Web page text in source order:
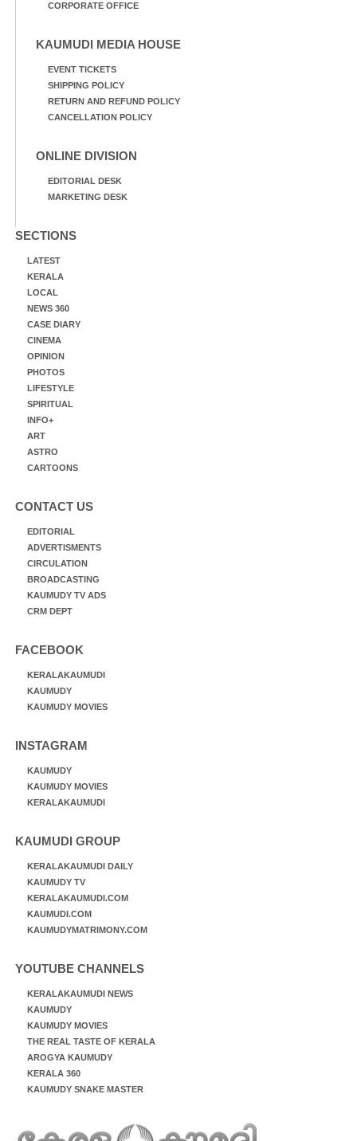
CORPORATE OFFICE
KAUMUDI MEDIA HOUSE
EVENT TICKETS
SHIPPING POLICY
RETURN AND REFUND POLICY
CANCELLATION POLICY
ONLINE DIVISION
EDITORIAL DESK
MARKETING DESK
SECTIONS
LATEST
KERALA
LOCAL
NEWS 360
CASE DIARY
CINEMA
OPINION
PHOTOS
LIFESTYLE
SPIRITUAL
INFO+
ART
ASTRO
CARTOONS
CONTACT US
EDITORIAL
ADVERTISMENTS
CIRCULATION
BROADCASTING
KAUMUDY TV ADS
CRM DEPT
FACEBOOK
KERALAKAUMUDI
KAUMUDY
KAUMUDY MOVIES
INSTAGRAM
KAUMUDY
KAUMUDY MOVIES
KERALAKAUMUDI
KAUMUDI GROUP
KERALAKAUMUDI DAILY
KAUMUDY TV
KERALAKAUMUDI.COM
KAUMUDI.COM
KAUMUDYMATRIMONY.COM
YOUTUBE CHANNELS
KERALAKAUMUDI NEWS
KAUMUDY
KAUMUDY MOVIES
THE REAL TASTE OF KERALA
AROGYA KAUMUDY
KERALA 360
KAUMUDY SNAKE MASTER